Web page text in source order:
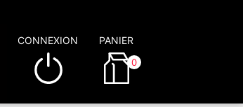
CONNEXION PANIER
0